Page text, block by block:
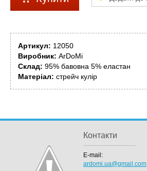
Артикул: 12050
Виробник: ArDoMi
Склад: 95% бавовна 5% еластан
Матеріал: стрейч кулір
Контакти
E-mail:
ardomi.ua@gmail.com